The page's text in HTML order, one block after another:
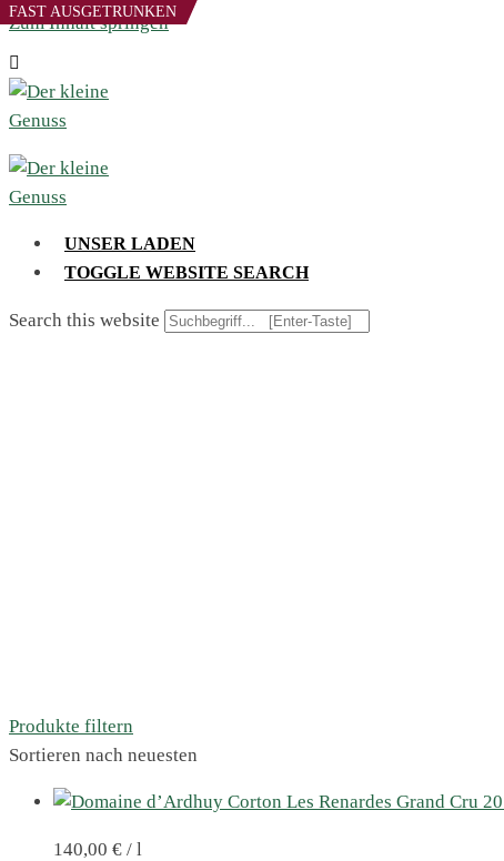
Zum Inhalt springen
UNSER LADEN
TOGGLE WEBSITE SEARCH
Search this website
Produkte filtern
Sortieren nach neuesten
140,00 € / l
FAST AUSGETRUNKEN